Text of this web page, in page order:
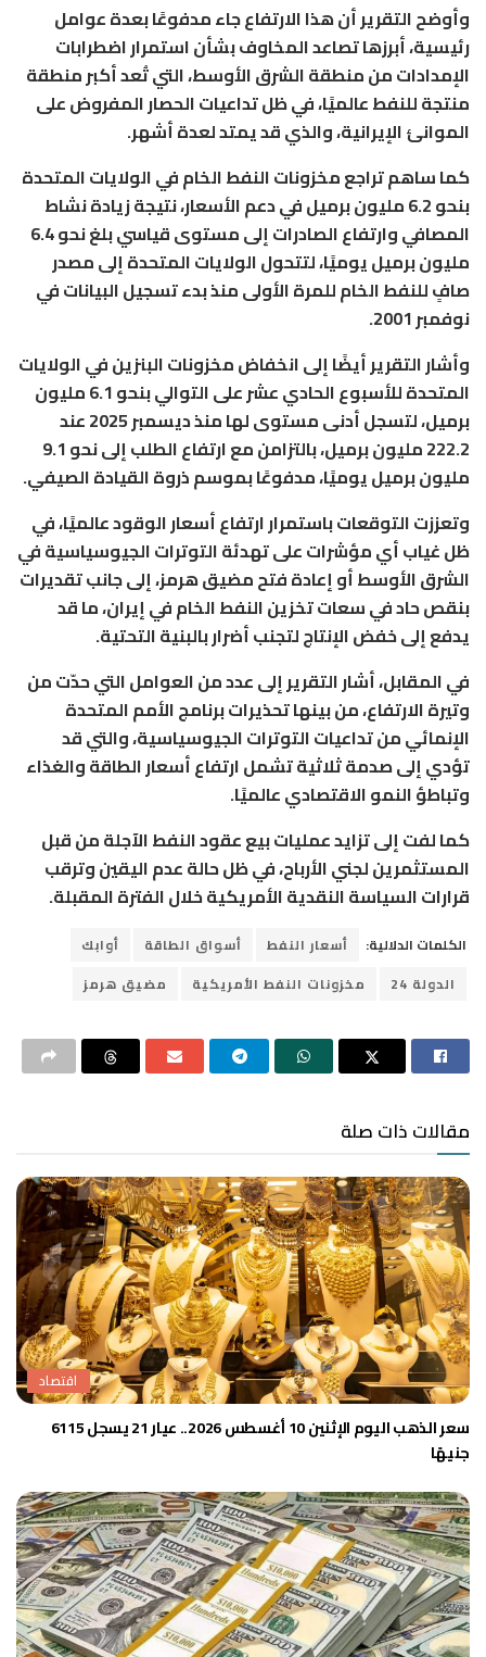
وأوضح التقرير أن هذا الارتفاع جاء مدفوعًا بعدة عوامل
رئيسية، أبرزها تصاعد المخاوف بشأن استمرار اضطرابات
الإمدادات من منطقة الشرق الأوسط، التي تُعد أكبر منطقة
منتجة للنفط عالميًا، في ظل تداعيات الحصار المفروض على
الموانئ الإيرانية، والذي قد يمتد لعدة أشهر.
كما ساهم تراجع مخزونات النفط الخام في الولايات المتحدة
بنحو 6.2 مليون برميل في دعم الأسعار، نتيجة زيادة نشاط
المصافي وارتفاع الصادرات إلى مستوى قياسي بلغ نحو 6.4
مليون برميل يوميًا، لتتحول الولايات المتحدة إلى مصدر
صافٍ للنفط الخام للمرة الأولى منذ بدء تسجيل البيانات في
نوفمبر 2001.
وأشار التقرير أيضًا إلى انخفاض مخزونات البنزين في الولايات
المتحدة للأسبوع الحادي عشر على التوالي بنحو 6.1 مليون
برميل، لتسجل أدنى مستوى لها منذ ديسمبر 2025 عند
222.2 مليون برميل، بالتزامن مع ارتفاع الطلب إلى نحو 9.1
مليون برميل يوميًا، مدفوعًا بموسم ذروة القيادة الصيفي.
وتعززت التوقعات باستمرار ارتفاع أسعار الوقود عالميًا، في
ظل غياب أي مؤشرات على تهدئة التوترات الجيوسياسية في
الشرق الأوسط أو إعادة فتح مضيق هرمز، إلى جانب تقديرات
بنقص حاد في سعات تخزين النفط الخام في إيران، ما قد
يدفع إلى خفض الإنتاج لتجنب أضرار بالبنية التحتية.
في المقابل، أشار التقرير إلى عدد من العوامل التي حدّت من
وتيرة الارتفاع، من بينها تحذيرات برنامج الأمم المتحدة
الإنمائي من تداعيات التوترات الجيوسياسية، والتي قد
تؤدي إلى صدمة ثلاثية تشمل ارتفاع أسعار الطاقة والغذاء
وتباطؤ النمو الاقتصادي عالميًا.
كما لفت إلى تزايد عمليات بيع عقود النفط الآجلة من قبل
المستثمرين لجني الأرباح، في ظل حالة عدم اليقين وترقب
قرارات السياسة النقدية الأمريكية خلال الفترة المقبلة.
الكلمات الدلالية: أسعار النفط أسواق الطاقة
أوابك
الدولة 24
مخزونات النفط الأمريكية مضيق هرمز
مقالات ذات صلة
اقتصاد
سعر الذهب اليوم الإثنين 10 أغسطس 2026.. عيار 21 يسجل 6115
جنيهًا